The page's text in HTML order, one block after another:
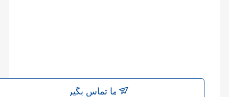
با ما تماس بگیرید